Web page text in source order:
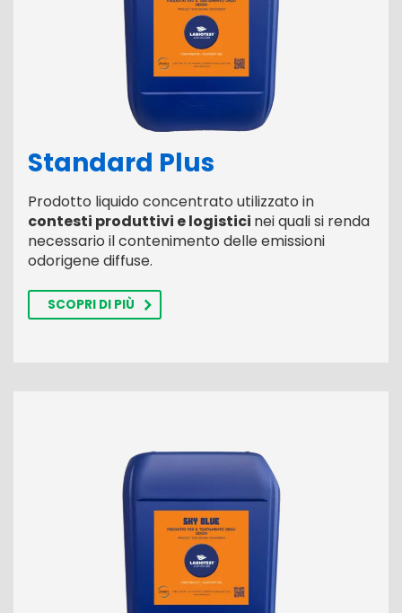
Standard Plus
Prodotto liquido concentrato utilizzato in
contesti produttivi e logistici nei quali si renda
necessario il contenimento delle emissioni
odorigene diffuse.
SCOPRI DI PIÙ